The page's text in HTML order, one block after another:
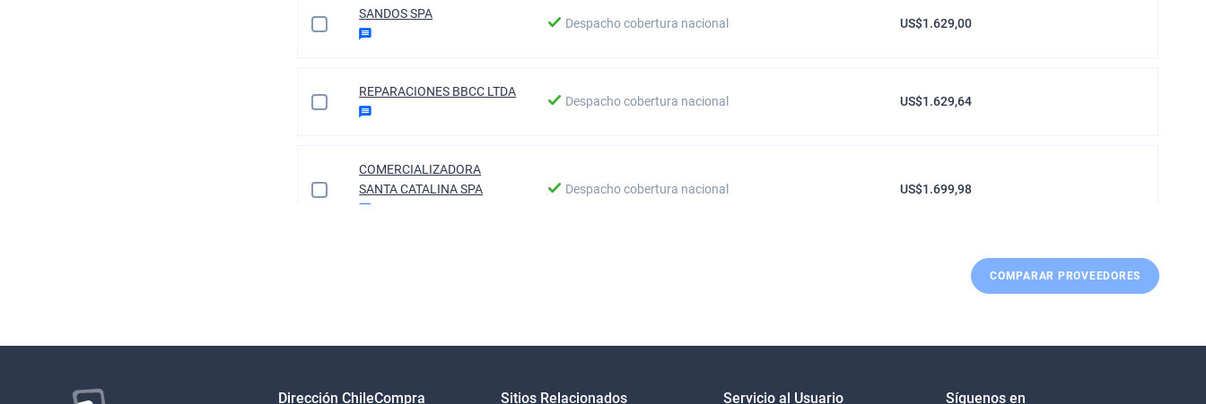
SANDOS SPA
Despacho cobertura nacional US$1.629,00
REPARACIONES BBCC LTDA
Despacho cobertura nacional US$1.629,64
COMERCIALIZADORA
SANTA CATALINA SPA
Despacho cobertura nacional US$1.699,98
COMPARAR PROVEEDORES
Dirección ChileCompra Sitios Relacionados Servicio al Usuario Síguenos en